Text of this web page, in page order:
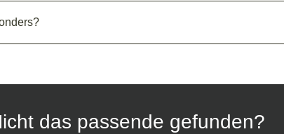
das passende gefunden?